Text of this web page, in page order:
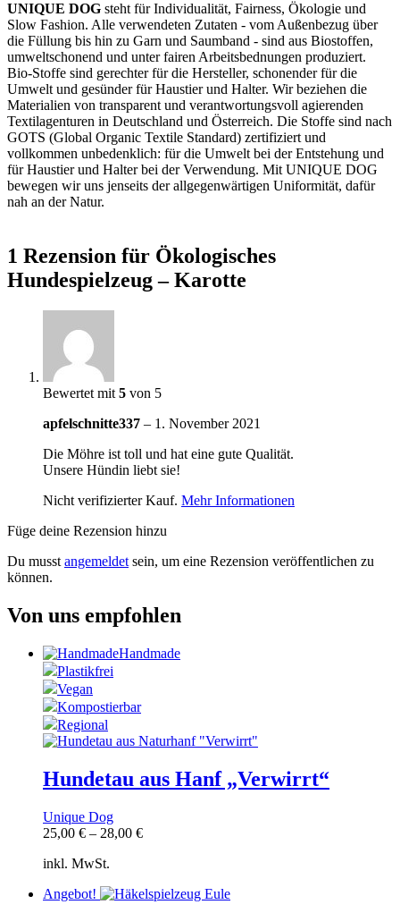
UNIQUE DOG steht für Individualität, Fairness, Ökologie und
Slow Fashion. Alle verwendeten Zutaten - vom Außenbezug über
die Füllung bis hin zu Garn und Saumband - sind aus Biostoffen,
umweltschonend und unter fairen Arbeitsbednungen produziert.
Bio-Stoffe sind gerechter für die Hersteller, schonender für die
Umwelt und gesünder für Haustier und Halter. Wir beziehen die
Materialien von transparent und verantwortungsvoll agierenden
Textilagenturen in Deutschland und Österreich. Die Stoffe sind nach
GOTS (Global Organic Textile Standard) zertifiziert und
vollkommen unbedenklich: für die Umwelt bei der Entstehung und
für Haustier und Halter bei der Verwendung. Mit UNIQUE DOG
bewegen wir uns jenseits der allgegenwärtigen Uniformität, dafür
nah an der Natur.
1 Rezension für Ökologisches
Hundespielzeug – Karotte
Bewertet mit 5 von 5
apfelschnitte337 – 1. November 2021
Die Möhre ist toll und hat eine gute Qualität.
Unsere Hündin liebt sie!
Nicht verifizierter Kauf. Mehr Informationen
Füge deine Rezension hinzu
Du musst angemeldet sein, um eine Rezension veröffentlichen zu
können.
Von uns empfohlen
Handmade
Plastikfrei
Vegan
Kompostierbar
Regional
Hundetau aus Hanf „Verwirrt“
Unique Dog
25,00 € – 28,00 €
inkl. MwSt.
Angebot!